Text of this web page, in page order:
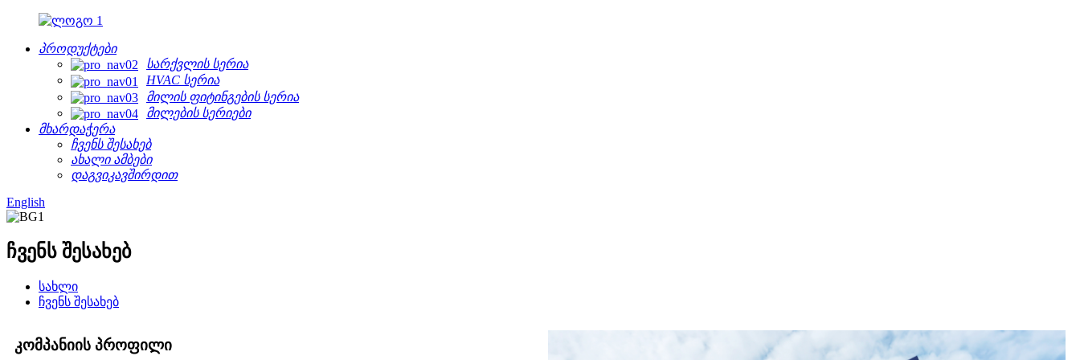
პროდუქტები
სარქვლის სერია
HVAC სერია
მილის ფიტინგების სერია
მილების სერიები
მხარდაჭერა
ჩვენს შესახებ
ახალი ამბები
დაგვიკავშირდით
English
ჩვენს შესახებ
სახლი
ჩვენს შესახებ
კომპანიის პროფილი